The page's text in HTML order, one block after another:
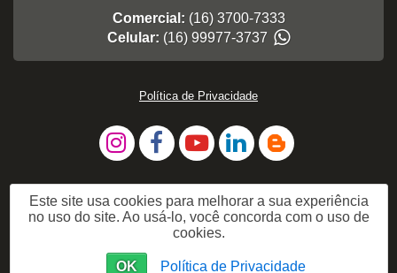
Comercial: (16) 3700-7333
Celular: (16) 99977-3737
Política de Privacidade
Este site usa cookies para melhorar a sua experiência
no uso do site. Ao usá-lo, você concorda com o uso de
cookies.
OK Política de Privacidade